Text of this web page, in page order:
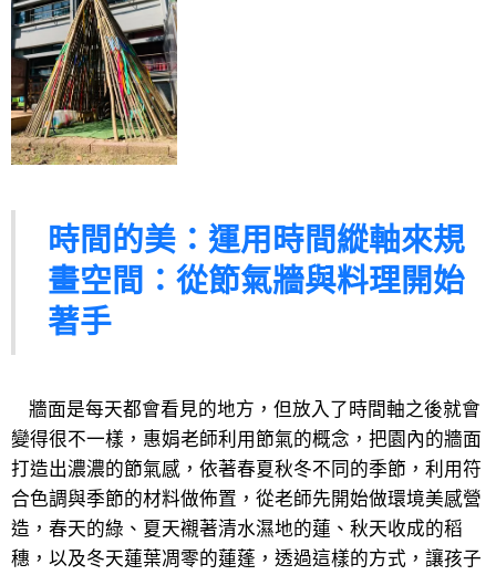
時間的美：運用時間縱軸來規
畫空間：從節氣牆與料理開始
著手
牆面是每天都會看見的地方，但放入了時間軸之後就會
變得很不一樣，惠娟老師利用節氣的概念，把園內的牆面
打造出濃濃的節氣感，依著春夏秋冬不同的季節，利用符
合色調與季節的材料做佈置，從老師先開始做環境美感營
造，春天的綠、夏天襯著清水濕地的蓮、秋天收成的稻
穗，以及冬天蓮葉凋零的蓮蓬，透過這樣的方式，讓孩子